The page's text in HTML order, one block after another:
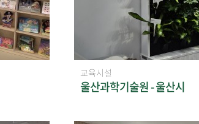
교육시설
울산과학기술원 - 울산시